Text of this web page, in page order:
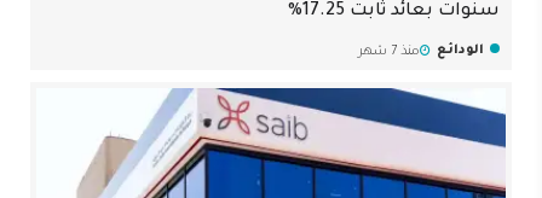
سنوات بعائد ثابت 17.25%
الودائع منذ 7 شهر